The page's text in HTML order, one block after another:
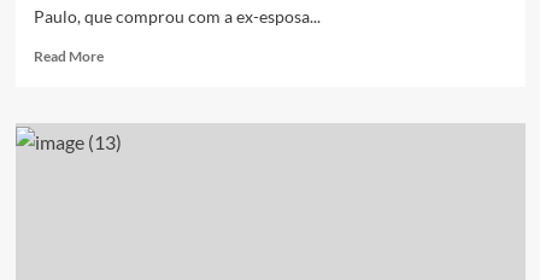
Paulo, que comprou com a ex-esposa...
Read MoreRead
Alexandre
Correa